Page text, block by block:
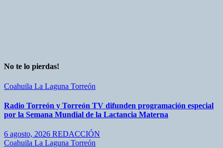
No te lo pierdas!
Coahuila La Laguna Torreón
Radio Torreón y Torreón TV difunden programación especial
por la Semana Mundial de la Lactancia Materna
6 agosto, 2026 REDACCIÓN
Coahuila La Laguna Torreón